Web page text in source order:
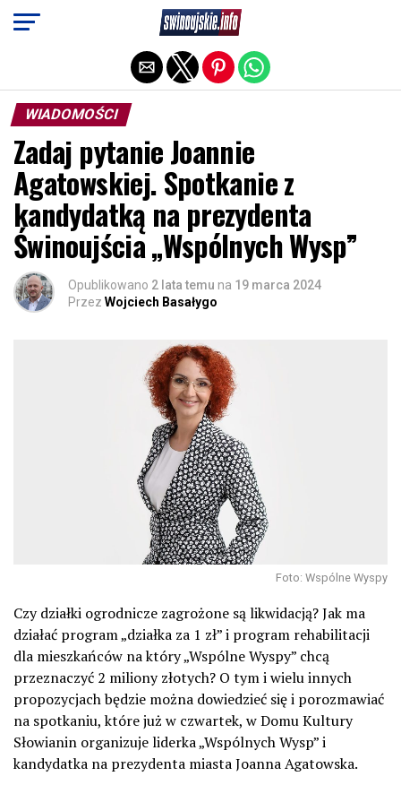
WIADOMOŚCI
Zadaj pytanie Joannie
Agatowskiej. Spotkanie z
kandydatką na prezydenta
Świnoujścia „Wspólnych Wysp”
Opublikowano 2 lata temu na 19 marca 2024
Przez Wojciech Basałygo
Foto: Wspólne Wyspy
Czy działki ogrodnicze zagrożone są likwidacją? Jak ma
działać program „działka za 1 zł” i program rehabilitacji
dla mieszkańców na który „Wspólne Wyspy” chcą
przeznaczyć 2 miliony złotych? O tym i wielu innych
propozycjach będzie można dowiedzieć się i porozmawiać
na spotkaniu, które już w czwartek, w Domu Kultury
Słowianin organizuje liderka „Wspólnych Wysp” i
kandydatka na prezydenta miasta Joanna Agatowska.
Exit mobile version